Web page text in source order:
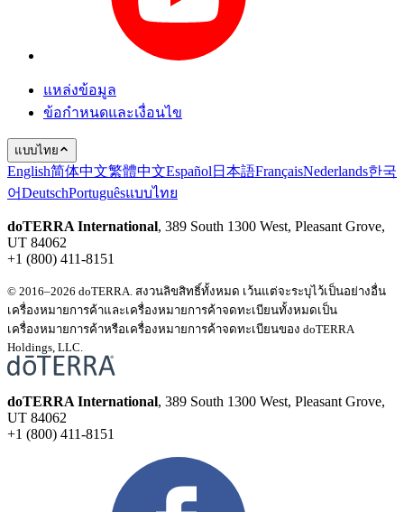
แหล่งข้อมูล
ข้อกำหนดและเงื่อนไข
แบบไทย
English简体中文繁體中文Español日本語FrançaisNederlands한국
어DeutschPortuguêsแบบไทย
doTERRA International, 389 South 1300 West, Pleasant Grove,
UT 84062
+1 (800) 411-8151
© 2016–2026 doTERRA. สงวนลิขสิทธิ์ทั้งหมด เว้นแต่จะระบุไว้เป็นอย่างอื่น
เครื่องหมายการค้าและเครื่องหมายการค้าจดทะเบียนทั้งหมดเป็น
เครื่องหมายการค้าหรือเครื่องหมายการค้าจดทะเบียนของ doTERRA
Holdings, LLC.
doTERRA International, 389 South 1300 West, Pleasant Grove,
UT 84062
+1 (800) 411-8151